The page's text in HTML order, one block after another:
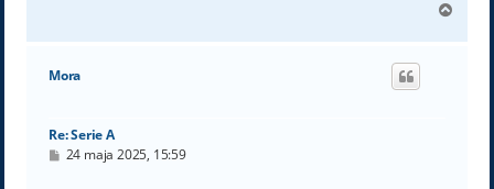
g
Mora
Re: Serie A
P24 maja 2025, 15:59